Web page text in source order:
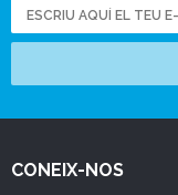
CONEIX-NOS